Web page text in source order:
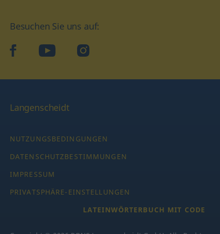
Besuchen Sie uns auf:
facebookYouTube Instagram
Langenscheidt
NUTZUNGSBEDINGUNGEN
DATENSCHUTZBESTIMMUNGEN
IMPRESSUM
PRIVATSPHÄRE-EINSTELLUNGEN
LATEINWÖRTERBUCH MIT CODE